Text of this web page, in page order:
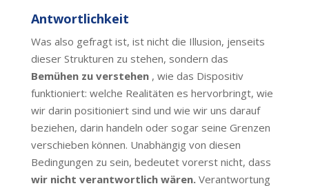
Antwortlichkeit
Was also gefragt ist, ist nicht die Illusion, jenseits
dieser Strukturen zu stehen, sondern das
Bemühen zu verstehen, wie das Dispositiv
funktioniert: welche Realitäten es hervorbringt, wie
wir darin positioniert sind und wie wir uns darauf
beziehen, darin handeln oder sogar seine Grenzen
verschieben können. Unabhängig von diesen
Bedingungen zu sein, bedeutet vorerst nicht, dass
wir nicht verantwortlich wären. Verantwortung